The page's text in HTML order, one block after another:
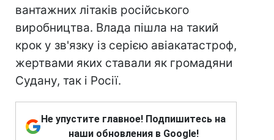
вантажних літаків російського
виробництва. Влада пішла на такий
крок у зв'язку із серією авіакатастроф,
жертвами яких ставали як громадяни
Судану, так і Росії.
Не упустите главное! Подпишитесь на
наши обновления в Google!